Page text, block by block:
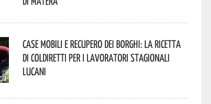
Case mobili e recupero dei borghi: la ricetta
di Coldiretti per i lavoratori stagionali
lucani